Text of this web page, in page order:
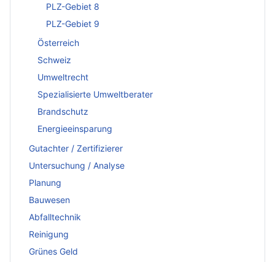
PLZ-Gebiet 8
PLZ-Gebiet 9
Österreich
Schweiz
Umweltrecht
Spezialisierte Umweltberater
Brandschutz
Energieeinsparung
Gutachter / Zertifizierer
Untersuchung / Analyse
Planung
Bauwesen
Abfalltechnik
Reinigung
Grünes Geld